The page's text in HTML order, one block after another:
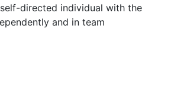
directed individual with the
and in team